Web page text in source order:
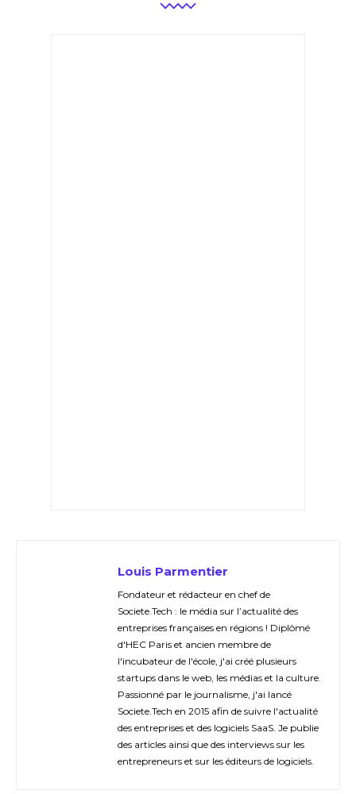
Louis Parmentier
Fondateur et rédacteur en chef de
Societe.Tech : le média sur l’actualité des
entreprises françaises en régions ! Diplômé
d'HEC Paris et ancien membre de
l'incubateur de l'école, j'ai créé plusieurs
startups dans le web, les médias et la culture.
Passionné par le journalisme, j'ai lancé
Societe.Tech en 2015 afin de suivre l'actualité
des entreprises et des logiciels SaaS. Je publie
des articles ainsi que des interviews sur les
entrepreneurs et sur les éditeurs de logiciels.